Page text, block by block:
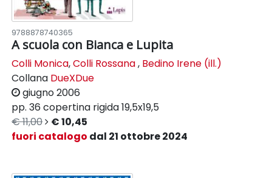
9788878740365
A scuola con Bianca e Lupita
Colli Monica,Colli Rossana, Bedino Irene (ill.)
Collana DueXDue
giugno 2006
pp. 36 copertina rigida19,5x19,5
€ 11,00
€ 10,45
fuori catalogo dal 21 ottobre 2024